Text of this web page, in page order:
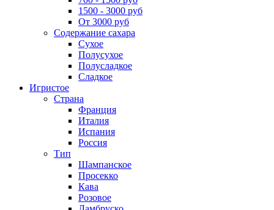
1500 - 3000 руб
От 3000 руб
Содержание сахара
Сухое
Полусухое
Полусладкое
Сладкое
Игристое
Страна
Франция
Италия
Испания
Россия
Тип
Шампанское
Просекко
Кава
Розовое